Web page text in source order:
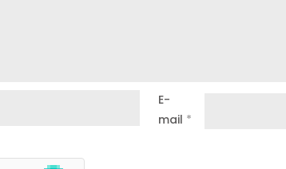
E-
mail *